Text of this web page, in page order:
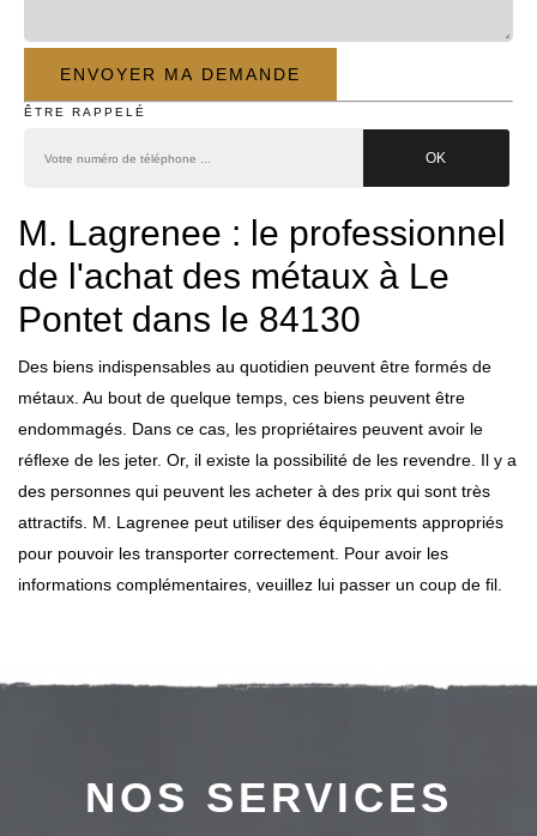
ÊTRE RAPPELÉ
M. Lagrenee : le professionnel
de l'achat des métaux à Le
Pontet dans le 84130
Des biens indispensables au quotidien peuvent être formés de
métaux. Au bout de quelque temps, ces biens peuvent être
endommagés. Dans ce cas, les propriétaires peuvent avoir le
réflexe de les jeter. Or, il existe la possibilité de les revendre. Il y a
des personnes qui peuvent les acheter à des prix qui sont très
attractifs. M. Lagrenee peut utiliser des équipements appropriés
pour pouvoir les transporter correctement. Pour avoir les
informations complémentaires, veuillez lui passer un coup de fil.
NOS SERVICES